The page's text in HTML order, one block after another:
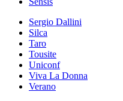
Sergio Dallini
Silca
Taro
Tousite
Uniconf
Viva La Donna
Verano